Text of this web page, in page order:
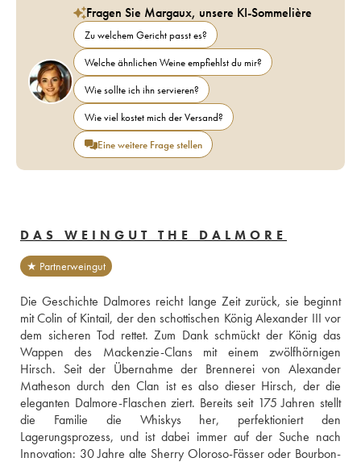
Fragen Sie Margaux, unsere KI-Sommelière
Zu welchem Gericht passt es?
Welche ähnlichen Weine empfiehlst du mir?
Wie sollte ich ihn servieren?
Wie viel kostet mich der Versand?
Eine weitere Frage stellen
DAS WEINGUT THE DALMORE
★ Partnerweingut
Die Geschichte Dalmores reicht lange Zeit zurück, sie beginnt
mit Colin of Kintail, der den schottischen König Alexander III vor
dem sicheren Tod rettet. Zum Dank schmückt der König das
Wappen des Mackenzie-Clans mit einem zwölfhörnigen
Hirsch. Seit der Übernahme der Brennerei von Alexander
Matheson durch den Clan ist es also dieser Hirsch, der die
eleganten Dalmore-Flaschen ziert. Bereits seit 175 Jahren stellt
die Familie die Whiskys her, perfektioniert den
Lagerungsprozess, und ist dabei immer auf der Suche nach
Innovation: 30 Jahre alte Sherry Oloroso-Fässer oder Bourbon-